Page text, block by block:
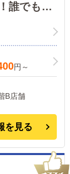
誰でも出
円～
B店舗
を見る